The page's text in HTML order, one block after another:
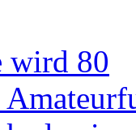
wird 80